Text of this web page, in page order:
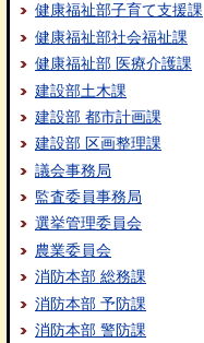
健康福祉部子育て支援課
健康福祉部社会福祉課
健康福祉部 医療介護課
建設部土木課
建設部 都市計画課
建設部 区画整理課
議会事務局
監査委員事務局
選挙管理委員会
農業委員会
消防本部 総務課
消防本部 予防課
消防本部 警防課